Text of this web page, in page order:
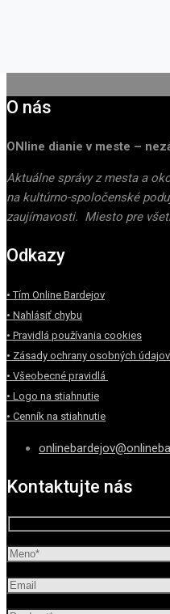
O nás
ONline dianie v meste –
Aktuálne správy z mesta a
na kultúrno-spoločenské
zaujímavosti. Miesto pre
Odkazy
• Tím Online Bardejov
• Nahlásiť chybu
• Pravidlá používania cookies
• Zásady ochrany osobných údajov
• Všeobecné pravidlá
• Logo na stiahnutie
• Cenník na stiahnutie
Kontaktujte nás